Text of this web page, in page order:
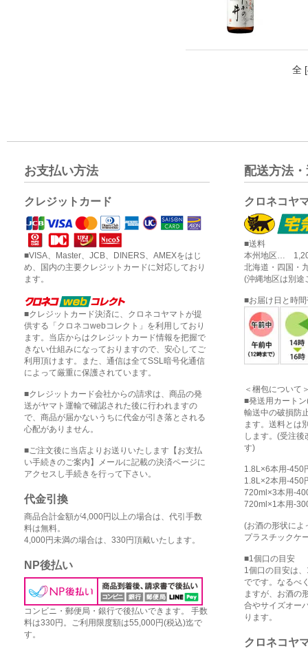
全
お支払い方法
クレジットカード
■VISA、Master、JCB、DINERS、AMEXをはじ
め、国内の主要クレジットカードに対応しており
ます。
■クレジットカード決済に、クロネコヤマトが提
供する「クロネコwebコレクト」を利用しており
ます。当店からはクレジットカード情報を把握で
きない仕組みになっておりますので、安心してご
利用頂けます。また、通信は全てSSL暗号化通信
によって厳重に保護されています。
■クレジットカード会社からの請求は、商品の発
送がヤマト運輸で確認された後に行われますの
で、商品が届かないうちに代金が引き落とされる
心配がありません。
■ご注文後に当店よりお送りいたします【お支払
い手続きのご案内】メールに記載の決済ページに
アクセスし手続きを行って下さい。
代金引換
商品合計金額が4,000円以上の場合は、代引手数
料は無料。
4,000円未満の場合は、330円頂戴いたします。
NP後払い
コンビニ・郵便局・銀行で後払いできます。 手数
料は330円。ご利用限度額は55,000円(税込)迄で
す。
配送方法
クロネコヤ
■送料
本州地区…
北海道・四国
(沖縄地区は別途
■お届け日と時
＜梱包について
■発送用カート
輸送中の破損防
ます。送料とは
します。(受注
す)
1.8L×6本用-
1.8L×2本用-
720ml×3本用-
720ml×1本用-
(お酒の形状によ
プラスチックケ
■1個口の目安
1個口の目安は
でです。なるべ
ますが、お酒の
合やサイズオー
ります。
クロネコヤ